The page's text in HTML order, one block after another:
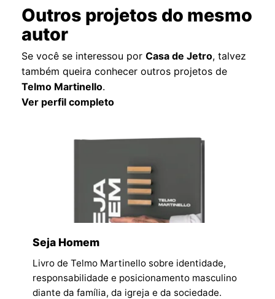
Outros projetos do mesmo
autor
Se você se interessou porCasa de Jetro, talvez
também queira conhecer outros projetos de
Telmo Martinello.
Ver perfil completo
Seja Homem
Livro de Telmo Martinello sobre identidade,
responsabilidade e posicionamento masculino
diante da família, da igreja e da sociedade.